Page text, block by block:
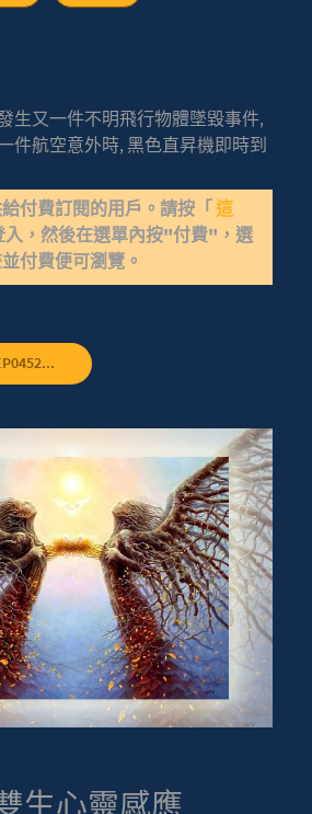
生又一件不明飛行物體墜毀事件,
件航空意外時, 黑色直昇機即時到
付費訂閱的用戶。請按「 這
入，然後在選單內按"付費"，選
付費便可瀏覽。
生心靈感應